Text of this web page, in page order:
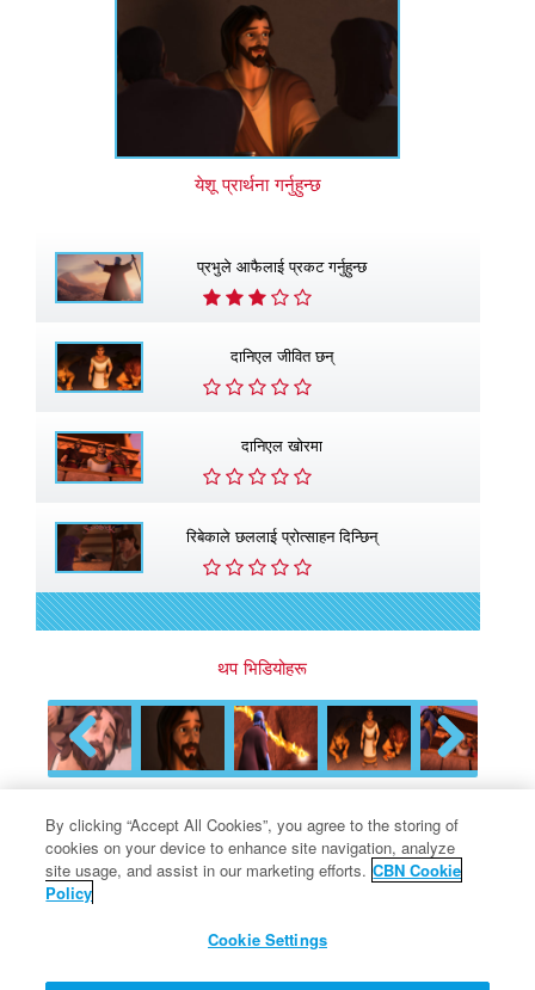
येशू प्रार्थना गर्नुहुन्छ
प्रभुले आफैलाई प्रकट गर्नुहुन्छ
दानिएल जीवित छन्
दानिएल खाेरमा
रिबेकाले छललाई प्रोत्साहन दिन्छिन्
थप भिडियोहरू
Previous Next
प्रोफेसर क्वान्टमको प्रश्न र एक
By clicking “Accept All Cookies”, you agree to the storing of
cookies on your device to enhance site navigation, analyze
site usage, and assist in our marketing efforts. CBN Cookie
Policy
Cookie Settings